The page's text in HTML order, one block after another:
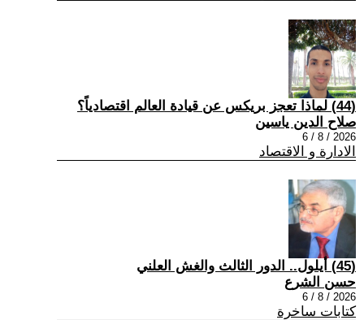
(44) لماذا تعجز بريكس عن قيادة العالم اقتصادياً؟
صلاح الدين ياسين
2026 / 8 / 6
الادارة و الاقتصاد
(45) أيلول.. الدور الثالث والغش العلني
حسن الشرع
2026 / 8 / 6
كتابات ساخرة